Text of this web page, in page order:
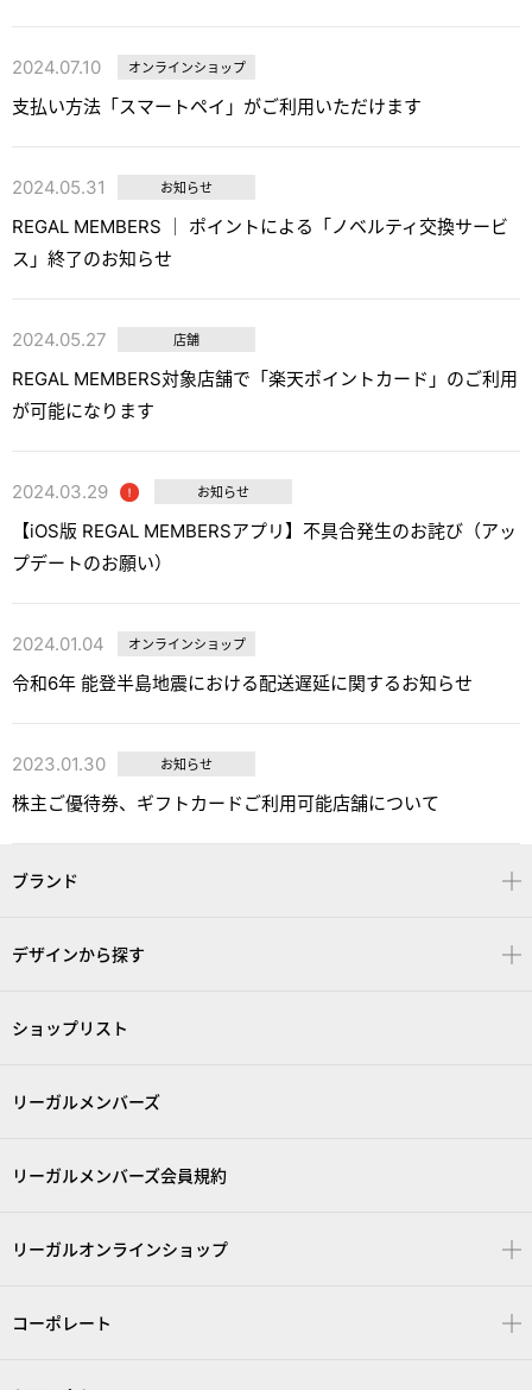
2024.07.10 オンラインショップ
支払い方法「スマートペイ」がご利用いただけます
2024.05.31 お知らせ
REGAL MEMBERS │ ポイントによる「ノベルティ交換サービ
ス」終了のお知らせ
2024.05.27 店舗
REGAL MEMBERS対象店舗で「楽天ポイントカード」のご利用
が可能になります
2024.03.29 お知らせ
【iOS版 REGAL MEMBERSアプリ】不具合発生のお詫び（アッ
プデートのお願い）
2024.01.04 オンラインショップ
令和6年 能登半島地震における配送遅延に関するお知らせ
2023.01.30 お知らせ
株主ご優待券、ギフトカードご利用可能店舗について
ブランド
デザインから探す
ショップリスト
リーガルメンバーズ
リーガルメンバーズ会員規約
リーガルオンラインショップ
コーポレート